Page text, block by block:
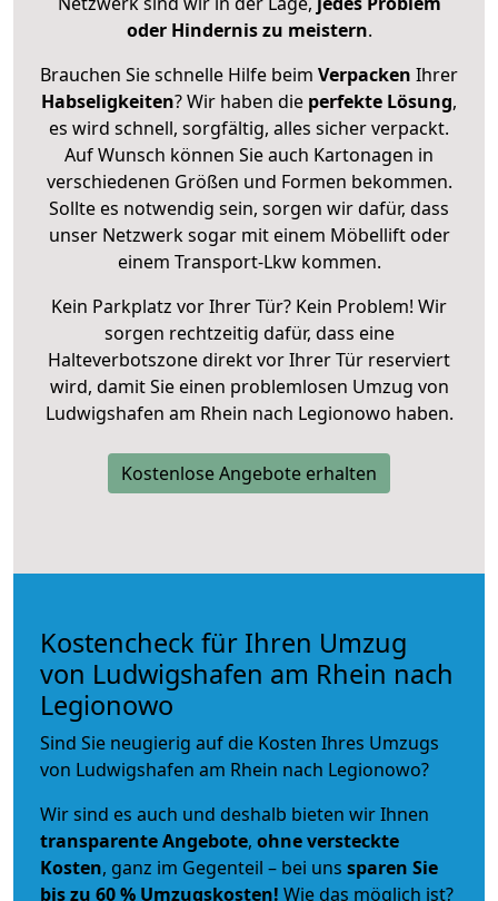
oder Hindernis zu meistern.
Brauchen Sie schnelle Hilfe beim Verpacken Ihrer
Habseligkeiten? Wir haben die perfekte Lösung,
es wird schnell, sorgfältig, alles sicher verpackt.
Auf Wunsch können Sie auch Kartonagen in
verschiedenen Größen und Formen bekommen.
Sollte es notwendig sein, sorgen wir dafür, dass
unser Netzwerk sogar mit einem Möbellift oder
einem Transport-Lkw kommen.
Kein Parkplatz vor Ihrer Tür? Kein Problem! Wir
sorgen rechtzeitig dafür, dass eine
Halteverbotszone direkt vor Ihrer Tür reserviert
wird, damit Sie einen problemlosen Umzug von
Ludwigshafen am Rhein nach Legionowo haben.
Kostenlose Angebote erhalten
Kostencheck für Ihren Umzug
von Ludwigshafen am Rhein nach
Legionowo
Sind Sie neugierig auf die Kosten Ihres Umzugs
von Ludwigshafen am Rhein nach Legionowo?
Wir sind es auch und deshalb bieten wir Ihnen
transparente Angebote, ohne versteckte
Kosten, ganz im Gegenteil – bei uns sparen Sie
bis zu 60 % Umzugskosten! Wie das möglich ist?